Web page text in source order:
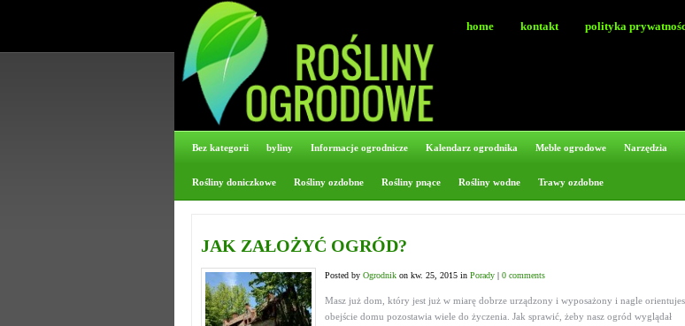
home kontakt polityka
Bez kategorii byliny Informacje ogrodnicze Kalendarz ogrodnika Meble ogrodowe Narzędzia
Rośliny doniczkowe Rośliny ozdobne Rośliny pnące Rośliny wodne Trawy ozdobne
JAK ZAŁOŻYĆ OGRÓD?
Posted by Ogrodnik on kw. 25, 2015 in Porady | 0 comments
Masz już dom, który jest już w miarę dobrze urządzony i wyposażony i nagle
obejście domu pozostawia wiele do życzenia. Jak sprawić, żeby nasz ogród wyglądał